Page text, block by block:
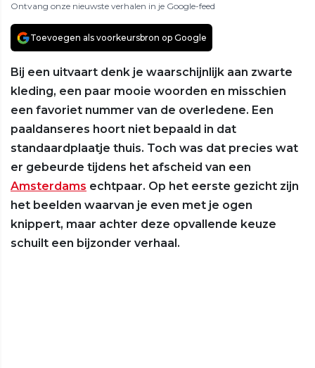
Ontvang onze nieuwste verhalen in je Google-feed
Toevoegen als voorkeursbron op Google
Bij een uitvaart denk je waarschijnlijk aan zwarte
kleding, een paar mooie woorden en misschien
een favoriet nummer van de overledene. Een
paaldanseres hoort niet bepaald in dat
standaardplaatje thuis. Toch was dat precies wat
er gebeurde tijdens het afscheid van een
Amsterdams echtpaar. Op het eerste gezicht zijn
het beelden waarvan je even met je ogen
knippert, maar achter deze opvallende keuze
schuilt een bijzonder verhaal.